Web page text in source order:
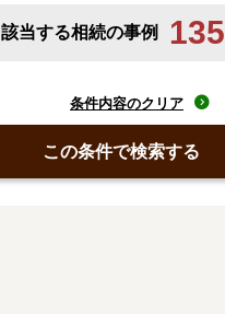
該当する相続の事例 135
条件内容のクリア
この条件で検索する